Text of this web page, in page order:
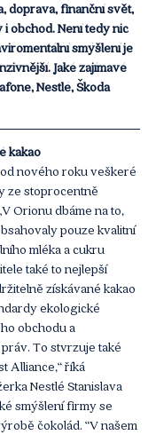
doprava, finanční svět,
obchod. Není tedy nic
smýšlení je
Jaké zajímavé
Nestlé, Škoda
kakao
nového roku veškeré
ze stoprocentně
Orionu dbáme na to,
pouze kvalitní
mléka a cukru
také to nejlepší
získávané kakao
ekologické
obchodu a
To stvrzuje také
Alliance,“ říká
Nestlé Stanislava
smýšlení firmy se
čokolád. “V našem